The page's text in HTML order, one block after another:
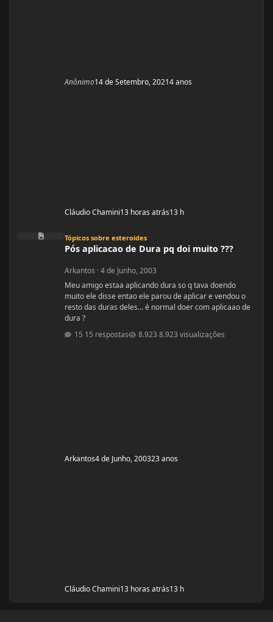
Anônimo14 de Setembro, 20214 anos
Cláudio Chamini13 horas atrás13 h
Pós aplicacao de Dura pq doi muito ???
Tópicos sobre esteroides
Pós aplicacao de Dura pq doi muito ???
Arkantos ·4 de Junho, 2003
Meu amigo estaa aplicando dura so q tava doendo
muito ele disse entao ele parou de aplicar e vendou o
resto das duras deles... é normal doer com aplicaao de
dura ?
15 respostas
8.923 visualizações
Arkantos4 de Junho, 200323 anos
Cláudio Chamini13 horas atrás13 h